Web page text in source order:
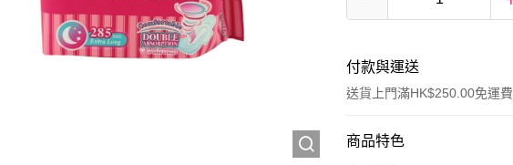
付款與運送
送貨上門滿HK$250.00免運費
付款方式
商品特色